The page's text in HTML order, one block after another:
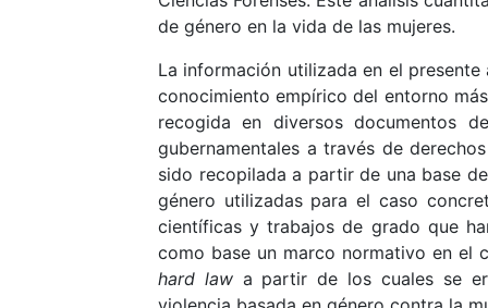
de género en la vida de las mujeres.
La información utilizada en el
conocimiento empírico del entorno
recogida en diversos documentos
gubernamentales a través de
sido recopilada a partir de una base
género utilizadas para el caso
científicas y trabajos de grado que
como base un marco normativo en
hard lawa partir de los cuales se